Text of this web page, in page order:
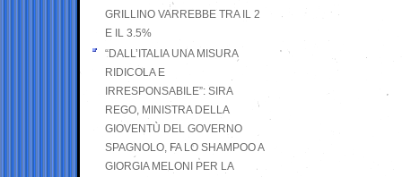
GRILLINO VARREBBE TRA IL 2
E IL 3.5%
“DALL’ITALIA UNA MISURA
RIDICOLA E
IRRESPONSABILE”: SIRA
REGO, MINISTRA DELLA
GIOVENTÙ DEL GOVERNO
SPAGNOLO, FA LO SHAMPOO A
GIORGIA MELONI PER LA